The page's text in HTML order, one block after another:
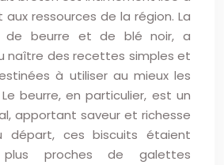
ressources de la région. La
de beurre et de blé noir, a
naître des recettes simples et
à utiliser au mieux les
beurre, en particulier, est un
apportant saveur et richesse
départ, ces biscuits étaient
plus proches de galettes